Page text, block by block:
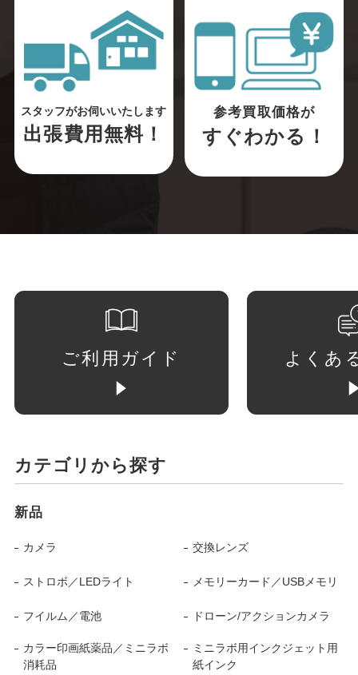
スタッフがお伺いいたします
出張費用無料！
参考買取価格が
すぐわかる！
ご利用ガイド よくあ
カテゴリから探す
新品
カメラ 交換レンズ
ストロボ／LEDライト メモリーカード／USBメモリ
フイルム／電池 ドローン/アクションカメラ
カラー印画紙薬品／ミニラボ
消耗品
ミニラボ用インクジェット用
紙インク